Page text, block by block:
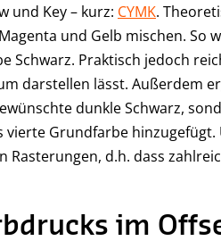
und Key – kurz: CYMK.
und Gelb mischen. So
Schwarz. Praktisch jedoch
darstellen lässt. Außerdem
dunkle Schwarz,
vierte Grundfarbe
Rasterungen, d.h. dass
im